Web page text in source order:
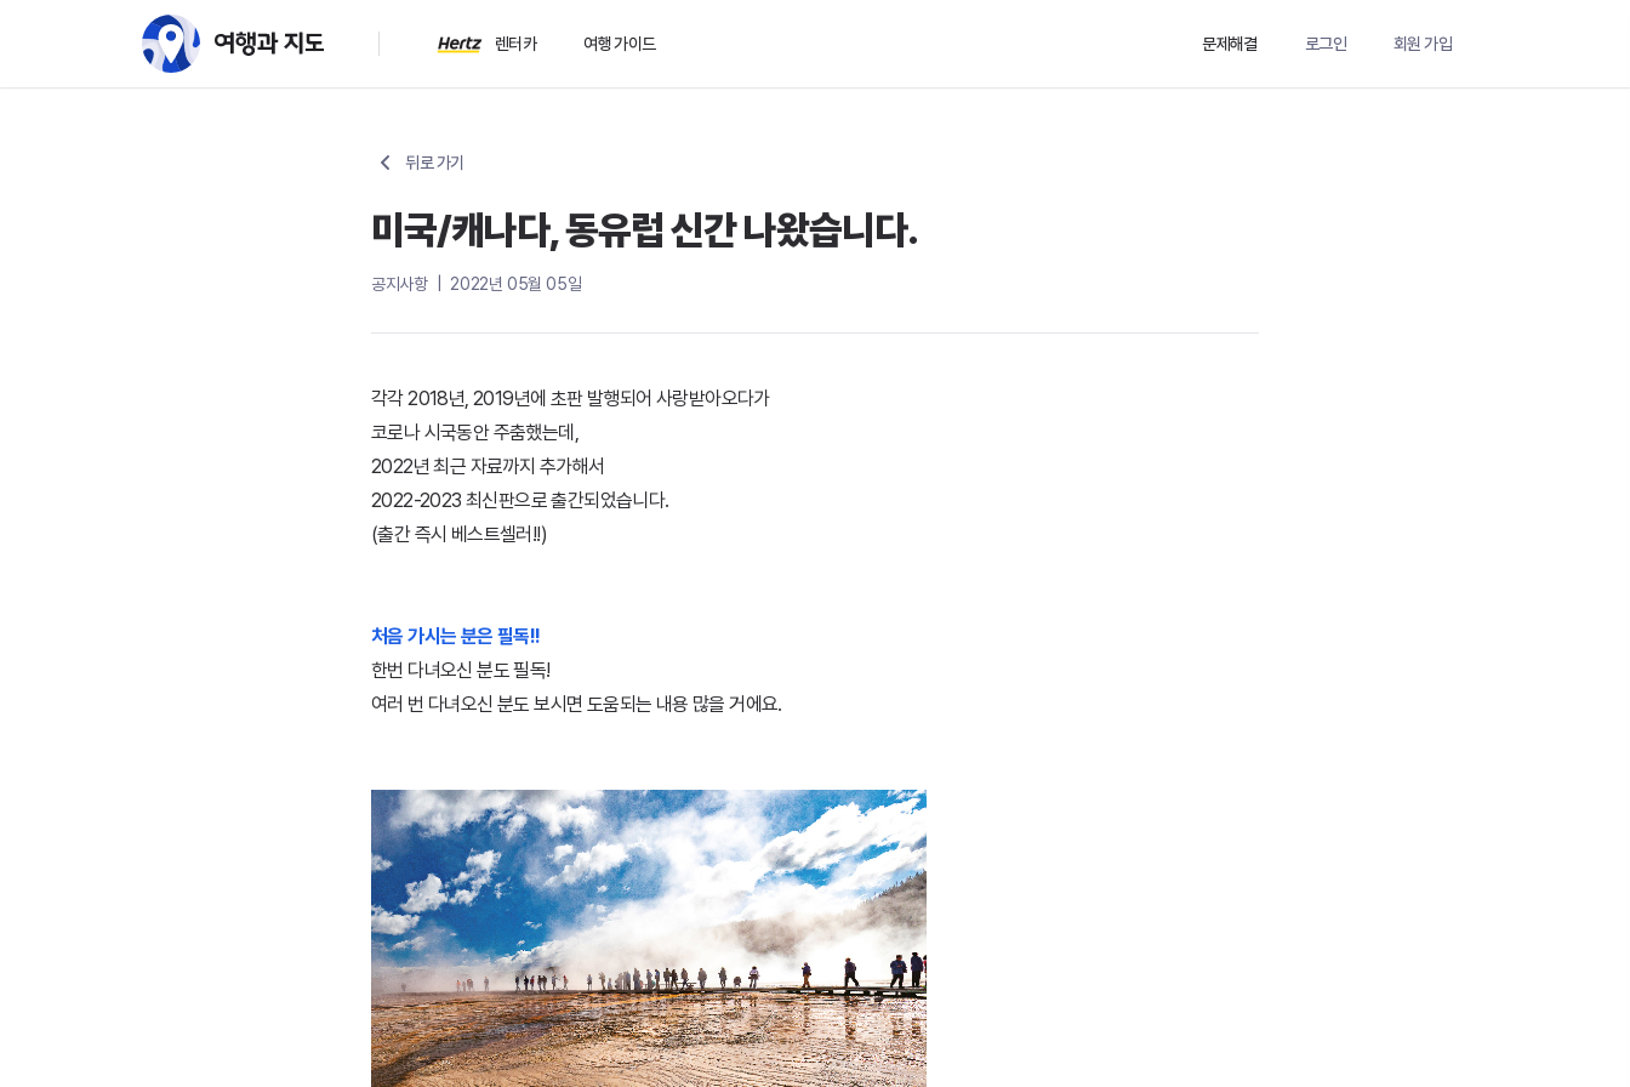
렌터카 여행 가이드 문제해결 로그인 회원 가입
뒤로 가기
미국/캐나다, 동유럽 신간 나왔습니다.
공지사항 | 2022년 05월 05일
각각 2018년, 2019년에 초판 발행되어 사랑받아오다가
코로나 시국동안 주춤했는데,
2022년 최근 자료까지 추가해서
2022-2023 최신판으로 출간되었습니다.
(출간 즉시 베스트셀러!!)
처음 가시는 분은 필독!!
한번 다녀오신 분도 필독!
여러 번 다녀오신 분도 보시면 도움되는 내용 많을 거에요.